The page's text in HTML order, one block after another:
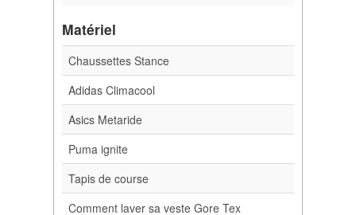
Matériel
Chaussettes Stance
Adidas Climacool
Asics Metaride
Puma ignite
Tapis de course
Comment laver sa veste Gore Tex